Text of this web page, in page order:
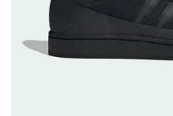
GORE-TEX：氮氣中底
全天候越野跑鞋
防水鞋推薦 11. On
感軟彈、搭載